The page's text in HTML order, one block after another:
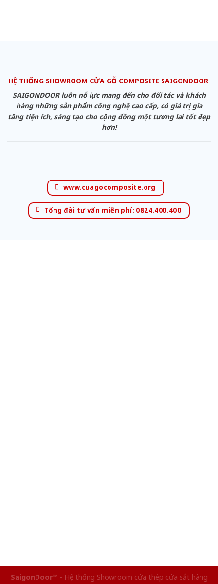
HỆ THỐNG SHOWROOM CỬA GỖ COMPOSITE SAIGONDOOR
SAIGONDOOR luôn nỗ lực mang đến cho đối tác và khách
hàng những sản phẩm công nghệ cao cấp, có giá trị gia
tăng tiện ích, sáng tạo cho cộng đồng một tương lai tốt đẹp
hơn!
www.cuagocomposite.org
Tổng đài tư vấn miễn phí: 0824.400.400
SaigonDoor™ - Hệ thống Showroom cửa thép cửa sắt hàng